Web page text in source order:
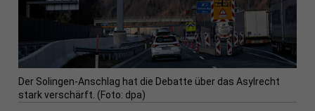
Der Solingen-Anschlag hat die Debatte über das Asylrecht
stark verschärft. (Foto: dpa)